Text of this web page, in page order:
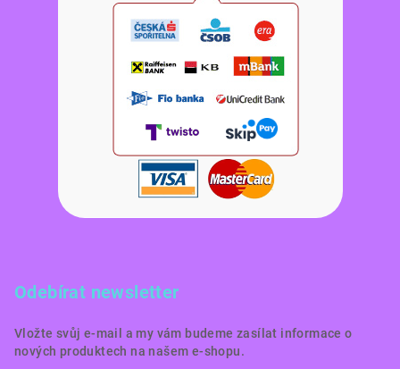
Odebírat newsletter
Vložte svůj e-mail a my vám budeme zasílat informace o
nových produktech na našem e-shopu.